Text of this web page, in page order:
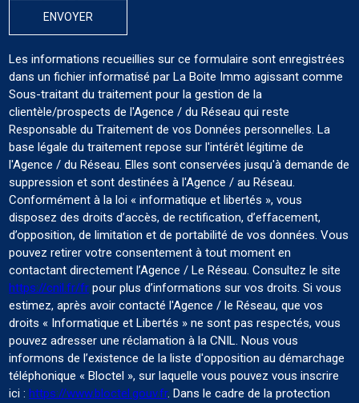
ENVOYER
Les informations recueillies sur ce formulaire sont enregistrées
dans un fichier informatisé par La Boite Immo agissant comme
Sous-traitant du traitement pour la gestion de la
clientèle/prospects de l'Agence / du Réseau qui reste
Responsable du Traitement de vos Données personnelles. La
base légale du traitement repose sur l'intérêt légitime de
l'Agence / du Réseau. Elles sont conservées jusqu'à demande de
suppression et sont destinées à l'Agence / au Réseau.
Conformément à la loi « informatique et libertés », vous
disposez des droits d’accès, de rectification, d’effacement,
d’opposition, de limitation et de portabilité de vos données. Vous
pouvez retirer votre consentement à tout moment en
contactant directement l’Agence / Le Réseau. Consultez le site
https://cnil.fr/fr pour plus d’informations sur vos droits. Si vous
estimez, après avoir contacté l'Agence / le Réseau, que vos
droits « Informatique et Libertés » ne sont pas respectés, vous
pouvez adresser une réclamation à la CNIL. Nous vous
informons de l’existence de la liste d'opposition au démarchage
téléphonique « Bloctel », sur laquelle vous pouvez vous inscrire
ici : https://www.bloctel.gouv.fr. Dans le cadre de la protection